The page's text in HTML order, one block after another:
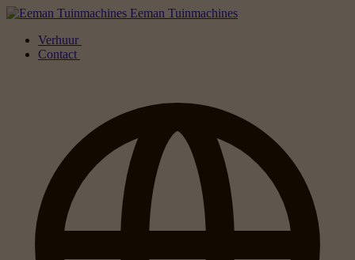
Eeman Tuinmachines
Verhuur
Contact